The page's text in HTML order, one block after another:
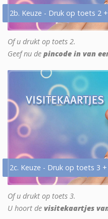
2b. Keuze - Druk op toets 2 +
Of u drukt op toets 2.
Geef nu de pincode in van
2c. Keuze - Druk op toets 3 +
Of u drukt op toets 3.
U hoort de visitekaartjes